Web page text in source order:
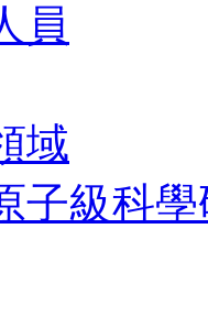
員
域
子級科